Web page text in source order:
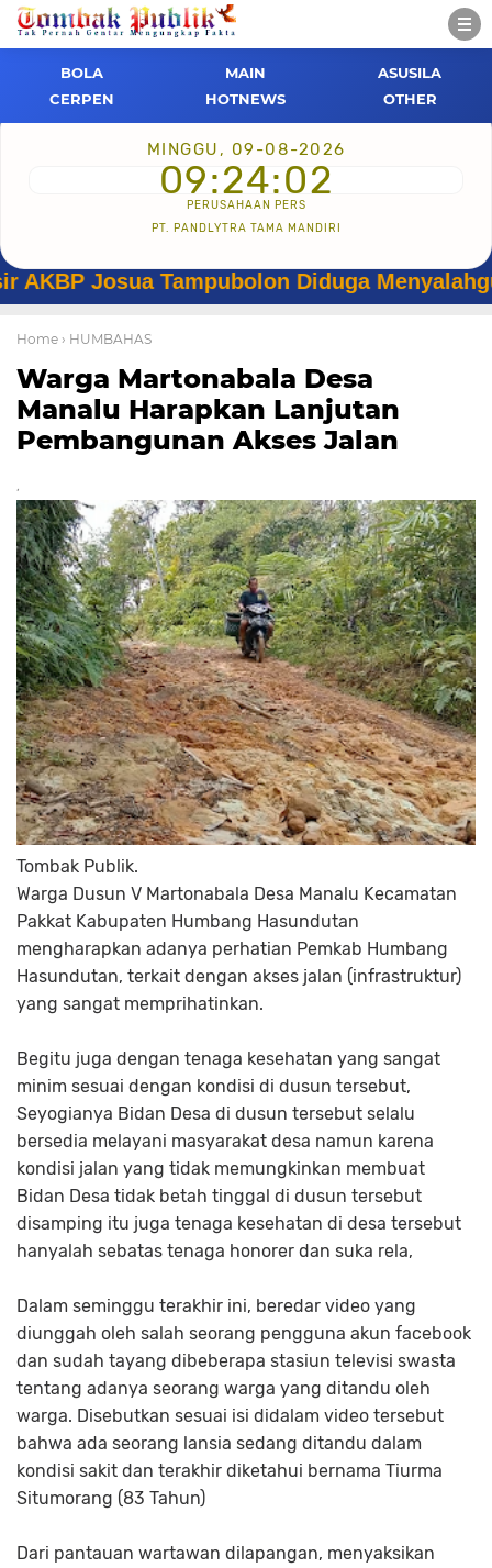
BOLA MAIN
ASUSILA
CERPEN
HOTNEWS OTHER
MINGGU, 09-08-2026
09:24:03
PERUSAHAAN PERS
PT. PANDLYTRA TAMA MANDIRI
Josua Tampubolon Diduga
Home › HUMBAHAS
Warga Martonabala Desa
Manalu Harapkan Lanjutan
Pembangunan Akses Jalan
Tombak Publik.
Warga Dusun V Martonabala Desa Manalu Kecamatan
Pakkat Kabupaten Humbang Hasundutan
mengharapkan adanya perhatian Pemkab Humbang
Hasundutan, terkait dengan akses jalan (infrastruktur)
yang sangat memprihatinkan.
Begitu juga dengan tenaga kesehatan yang sangat
minim sesuai dengan kondisi di dusun tersebut,
Seyogianya Bidan Desa di dusun tersebut selalu
bersedia melayani masyarakat desa namun karena
kondisi jalan yang tidak memungkinkan membuat
Bidan Desa tidak betah tinggal di dusun tersebut
disamping itu juga tenaga kesehatan di desa tersebut
hanyalah sebatas tenaga honorer dan suka rela,
Dalam seminggu terakhir ini, beredar video yang
diunggah oleh salah seorang pengguna akun facebook
dan sudah tayang dibeberapa stasiun televisi swasta
tentang adanya seorang warga yang ditandu oleh
warga. Disebutkan sesuai isi didalam video tersebut
bahwa ada seorang lansia sedang ditandu dalam
kondisi sakit dan terakhir diketahui bernama Tiurma
Situmorang (83 Tahun)
Dari pantauan wartawan dilapangan, menyaksikan